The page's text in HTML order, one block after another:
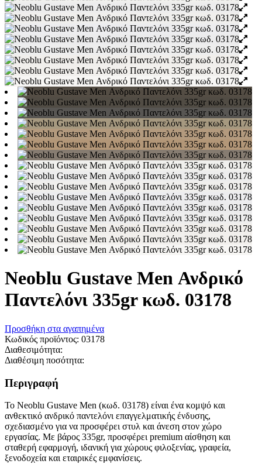
Neoblu Gustave Men Ανδρικό
Παντελόνι 335gr κωδ. 03178
Προσθήκη στα αγαπημένα
Κωδικός προϊόντος: 03178
Διαθεσιμότητα:
Διαθέσιμη ποσότητα:
Περιγραφή
Το Neoblu Gustave Men (κωδ. 03178) είναι ένα κομψό και
ανθεκτικό ανδρικό παντελόνι επαγγελματικής ένδυσης,
σχεδιασμένο για να προσφέρει στυλ και άνεση στον χώρο
εργασίας. Με βάρος 335gr, προσφέρει premium αίσθηση και
σταθερή εφαρμογή, ιδανική για χώρους φιλοξενίας, γραφεία,
ξενοδοχεία και εταιρικές εμφανίσεις.